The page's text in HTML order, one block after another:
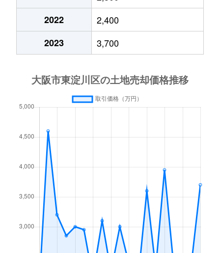
2,400万円 だいどう豊里
西淡路
11,000万円 淡路
西淡路
130,000万円 東淀川
徒歩1分
13,000万円 東淀川
東中島
豊新
徒歩5分
2,400万円 上新庄
徒歩14分
南江口
1,900万円 瑞光四丁目 徒歩8分
2022
2,400
2023
3,700